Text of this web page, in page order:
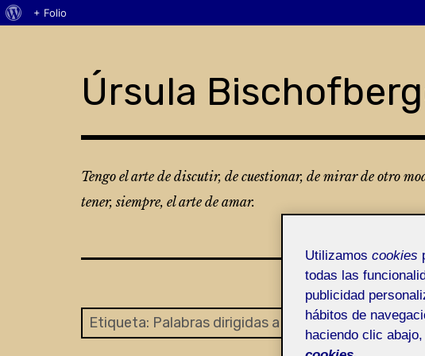
Úrsula
Tengo el arte de discutir, de cuestionar, de mirar de otro
tener, siempre, el arte de amar.
Etiqueta: Palabras dirigidas a la IA
Acerca
+ Folio
Utilizamos cookies
todas las
publicidad
hábitos de
haciendo clic